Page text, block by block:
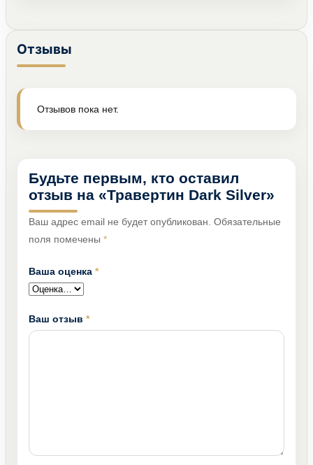
Отзывы
Отзывов пока нет.
Будьте первым, кто оставил
отзыв на «Травертин Dark Silver»
Ваш адрес email не будет опубликован. Обязательные
поля помечены *
Ваша оценка *
Ваш отзыв *